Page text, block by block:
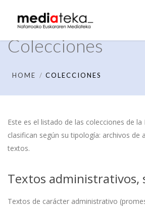
Colecciones
HOME COLECCIONES
Este es el listado de las colecciones de la
clasifican según su tipología: archivos de
textos.
Textos administrativos,
Textos de carácter administrativo